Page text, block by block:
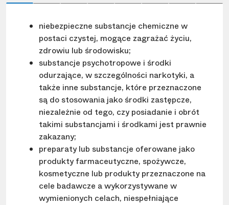
niebezpieczne substancje chemiczne w
postaci czystej, mogące zagrażać życiu,
zdrowiu lub środowisku;
substancje psychotropowe i środki
odurzające, w szczególności narkotyki, a
także inne substancje, które przeznaczone
są do stosowania jako środki zastępcze,
niezależnie od tego, czy posiadanie i obrót
takimi substancjami i środkami jest prawnie
zakazany;
preparaty lub substancje oferowane jako
produkty farmaceutyczne, spożywcze,
kosmetyczne lub produkty przeznaczone na
cele badawcze a wykorzystywane w
wymienionych celach, niespełniające